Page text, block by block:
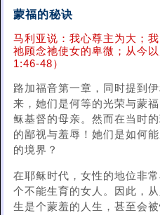
蒙福的秘诀
马利亚说：我心尊主为大；
祂顾念祂使女的卑微；从今
1:46-48）
路加福音第一章，同时提到
来，她们是何等的光荣与蒙
稣基督的母亲。然而在当时
的鄙视与羞辱！她们是如何
的境界？
在耶稣时代，女性的地位非
个不能生育的女人。因此，
生是个蒙羞的人生，甚至会